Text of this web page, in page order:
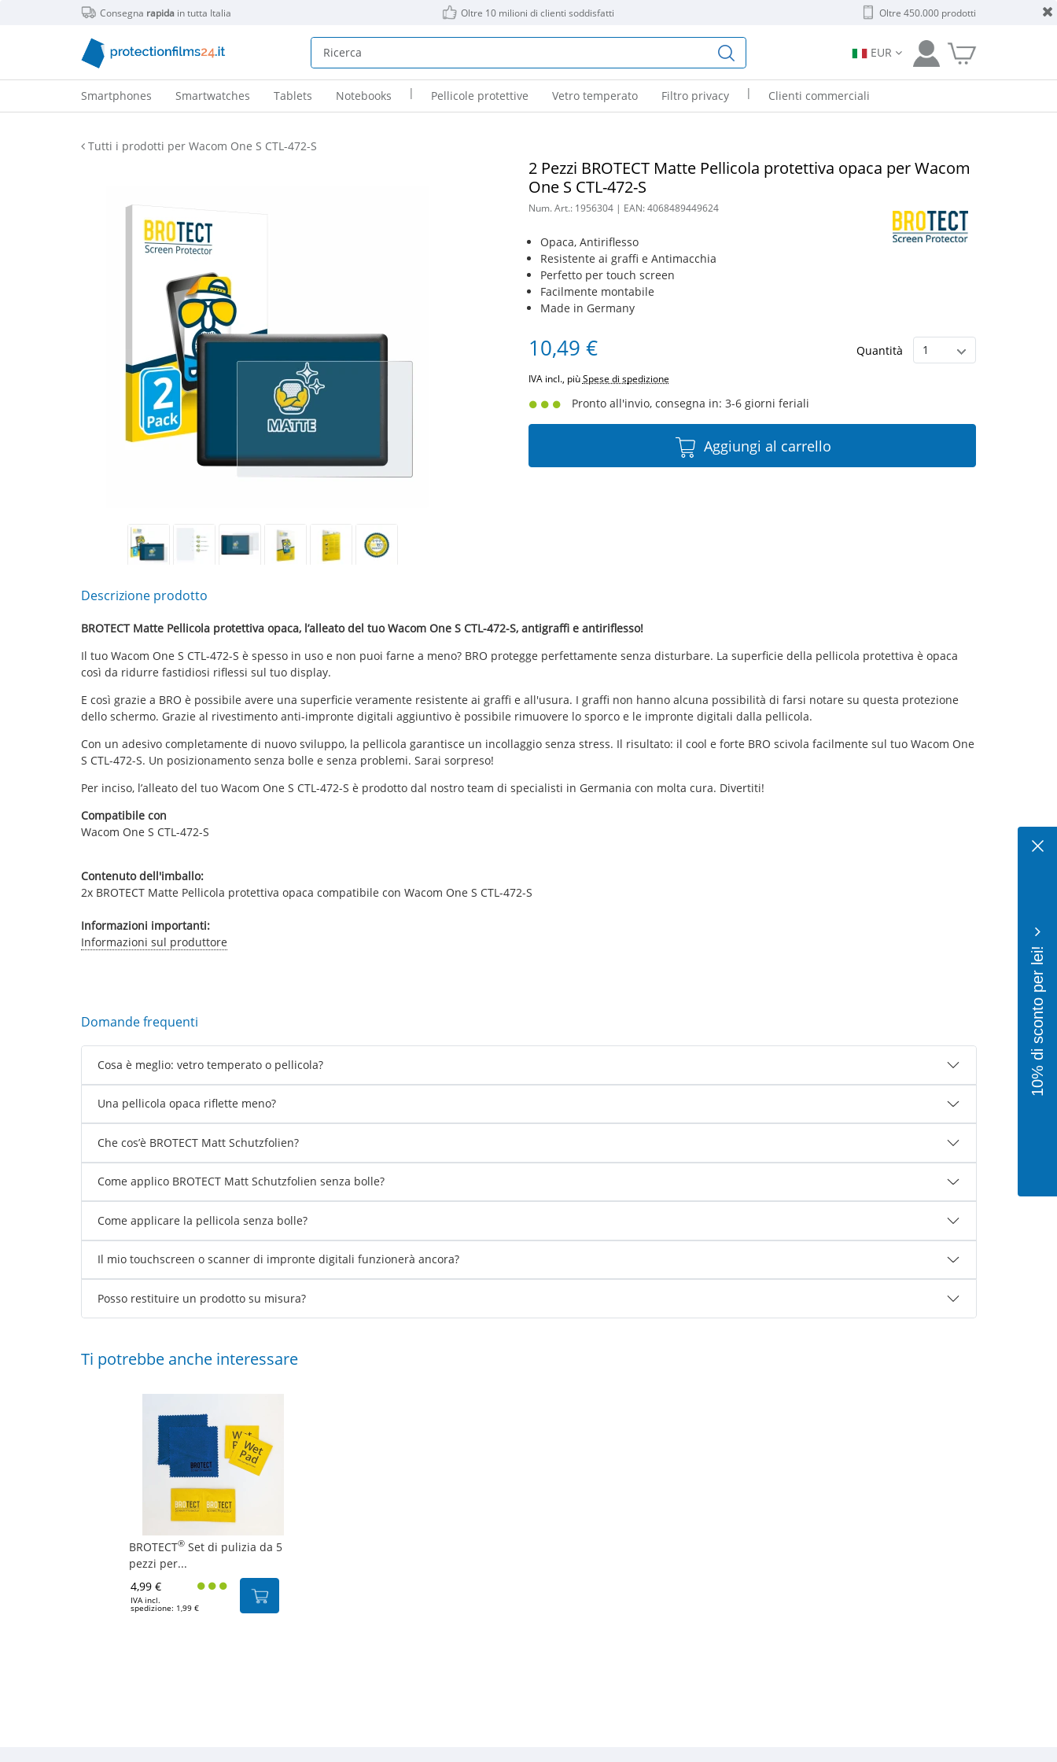
Consegna rapidain tutta Italia Oltre 10 milioni di clienti soddisfatti Oltre 450.000 prodotti
EUR
Smartphones Smartwatches Tablets Notebooks | Pellicole protettive Vetro temperato Filtro privacy | Clienti commerciali
Tutti i prodotti per Wacom One S CTL-472-S
2 Pezzi BROTECT Matte Pellicola protettiva opaca per Wacom
One S CTL-472-S
Num. Art.: 1956304| EAN:4068489449624
Opaca, Antiriflesso
Resistente ai graffi e Antimacchia
Perfetto per touch screen
Facilmente montabile
Made in Germany
10,49 € Quantità
IVA incl., piùSpese di spedizione
Pronto all'invio, consegna in: 3-6 giorni feriali
Aggiungi al carrello
Descrizione prodotto
BROTECT Matte Pellicola protettiva opaca, l’alleato del tuo Wacom One S CTL-472-S, antigraffi e antiriflesso!
Il tuo Wacom One S CTL-472-S è spesso in uso e non puoi farne a meno? BRO protegge perfettamente senza disturbare. La superficie della pellicola protettiva è opaca
così da ridurre fastidiosi riflessi sul tuo display.
E così grazie a BRO è possibile avere una superficie veramente resistente ai graffi e all'usura. I graffi non hanno alcuna possibilità di farsi notare su questa protezione
dello schermo. Grazie al rivestimento anti-impronte digitali aggiuntivo è possibile rimuovere lo sporco e le impronte digitali dalla pellicola.
Con un adesivo completamente di nuovo sviluppo, la pellicola garantisce un incollaggio senza stress. Il risultato: il cool e forte BRO scivola facilmente sul tuo Wacom One
S CTL-472-S. Un posizionamento senza bolle e senza problemi. Sarai sorpreso!
Per inciso, l’alleato del tuo Wacom One S CTL-472-S è prodotto dal nostro team di specialisti in Germania con molta cura. Divertiti!
Compatibile con
Wacom One S CTL-472-S
Contenuto dell'imballo:
2x BROTECT Matte Pellicola protettiva opaca compatibile con Wacom One S CTL-472-S
Informazioni importanti:
Informazioni sul produttore
Domande frequenti
Cosa è meglio: vetro temperato o pellicola?
Una pellicola opaca riflette meno?
Che cos’è BROTECT Matt Schutzfolien?
Come applico BROTECT Matt Schutzfolien senza bolle?
Come applicare la pellicola senza bolle?
Il mio touchscreen o scanner di impronte digitali funzionerà ancora?
Posso restituire un prodotto su misura?
Ti potrebbe anche interessare
BROTECT®Set di pulizia da 5
pezzi per...
4,99 €
IVA incl.
spedizione: 1,99 €
10% di sconto per lei!